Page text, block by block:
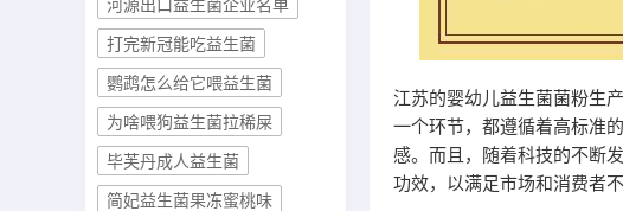
河源出口益生菌企业名单
打完新冠能吃益生菌
鹦鹉怎么给它喂益生菌
为啥喂狗益生菌拉稀屎
毕芙丹成人益生菌
简妃益生菌果冻蜜桃味
江苏的婴幼儿益生菌菌粉生
一个环节，都遵循着高标准
感。而且，随着科技的不断
功效，以满足市场和消费者